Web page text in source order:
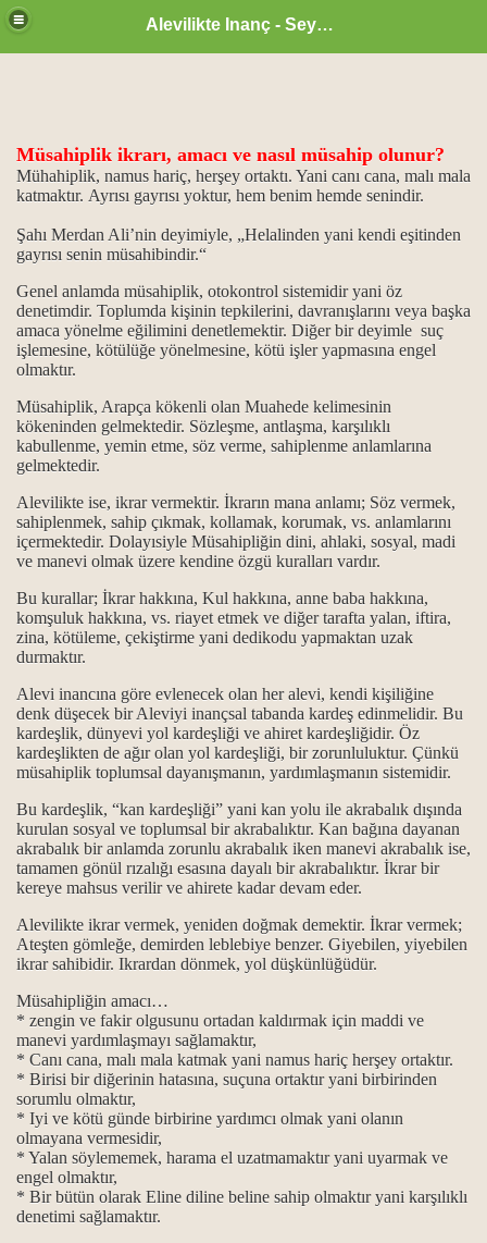
Alevilikte Inanç - Seyyid Hakkı
Müsahiplik ikrarı, amacı ve nasıl müsahip olunur?
Mühahiplik, namus hariç, herşey ortaktı. Yani canı cana, malı mala
katmaktır. Ayrısı gayrısı yoktur, hem benim hemde senindir.
Şahı Merdan Ali’nin deyimiyle, „Helalinden yani kendi eşitinden
gayrısı senin müsahibindir.“
Genel anlamda müsahiplik, otokontrol sistemidir yani öz
denetimdir. Toplumda kişinin tepkilerini, davranışlarını veya başka
amaca yönelme eğilimini denetlemektir. Diğer bir deyimle suç
işlemesine, kötülüğe yönelmesine, kötü işler yapmasına engel
olmaktır.
Müsahiplik, Arapça kökenli olan Muahede kelimesinin
kökeninden gelmektedir. Sözleşme, antlaşma, karşılıklı
kabullenme, yemin etme, söz verme, sahiplenme anlamlarına
gelmektedir.
Alevilikte ise, ikrar vermektir. İkrarın mana anlamı; Söz vermek,
sahiplenmek, sahip çıkmak, kollamak, korumak, vs. anlamlarını
içermektedir. Dolayısiyle Müsahipliğin dini, ahlaki, sosyal, madi
ve manevi olmak üzere kendine özgü kuralları vardır.
Bu kurallar; İkrar hakkına, Kul hakkına, anne baba hakkına,
komşuluk hakkına, vs. riayet etmek ve diğer tarafta yalan, iftira,
zina, kötüleme, çekiştirme yani dedikodu yapmaktan uzak
durmaktır.
Alevi inancına göre evlenecek olan her alevi, kendi kişiliğine
denk düşecek bir Aleviyi inançsal tabanda kardeş edinmelidir. Bu
kardeşlik, dünyevi yol kardeşliği ve ahiret kardeşliğidir. Öz
kardeşlikten de ağır olan yol kardeşliği, bir zorunluluktur. Çünkü
müsahiplik toplumsal dayanışmanın, yardımlaşmanın sistemidir.
Bu kardeşlik, “kan kardeşliği” yani kan yolu ile akrabalık dışında
kurulan sosyal ve toplumsal bir akrabalıktır. Kan bağına dayanan
akrabalık bir anlamda zorunlu akrabalık iken manevi akrabalık ise,
tamamen gönül rızalığı esasına dayalı bir akrabalıktır. İkrar bir
kereye mahsus verilir ve ahirete kadar devam eder.
Alevilikte ikrar vermek, yeniden doğmak demektir. İkrar vermek;
Ateşten gömleğe, demirden leblebiye benzer. Giyebilen, yiyebilen
ikrar sahibidir. Ikrardan dönmek, yol düşkünlüğüdür.
Müsahipliğin amacı…
* zengin ve fakir olgusunu ortadan kaldırmak için maddi ve
manevi yardımlaşmayı sağlamaktır,
* Canı cana, malı mala katmak yani namus hariç herşey ortaktır.
* Birisi bir diğerinin hatasına, suçuna ortaktır yani birbirinden
sorumlu olmaktır,
* Iyi ve kötü günde birbirine yardımcı olmak yani olanın
olmayana vermesidir,
* Yalan söylememek, harama el uzatmamaktır yani uyarmak ve
engel olmaktır,
* Bir bütün olarak Eline diline beline sahip olmaktır yani karşılıklı
denetimi sağlamaktır.
ve görevleri
anlamı...
ve Deyişler...
bilgi…
– Genel bilgi...
kaldı ve Hz.Muhammed Mustafa ile Şahı Merdan
müsahip olunur?